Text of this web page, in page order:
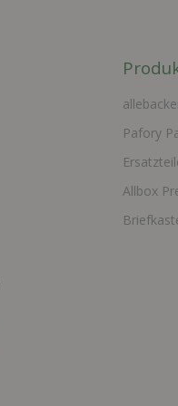
Pafory
Allbox